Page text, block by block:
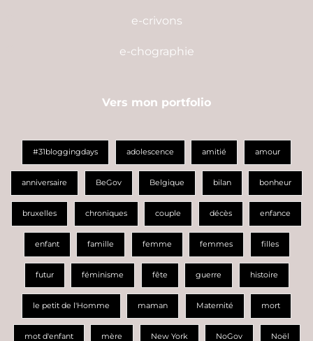
e-crivons
e-chographie
Vers mon portfolio
#31bloggingdays adolescence amitié amour
anniversaire BeGov Belgique bilan bonheur
bruxelles chroniques couple décès enfance
enfant famille femme femmes filles
futur féminisme fête guerre histoire
le petit de l'Homme maman Maternité mort
mot d'enfant mère New York NoGov Noël